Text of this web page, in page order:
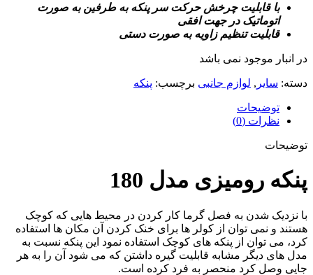
با قابلیت چرخش حرکت سر پنکه به طرفین به صورت
اتوماتیک در جهت افقی
قابلیت تنظیم زاویه به صورت دستی
در انبار موجود نمی باشد
دسته: سایر , لوازم جانبی برچسب: پنکه
توضیحات
نظرات (0)
توضیحات
پنکه رومیزی مدل 180
با نزدیک شدن به فصل گرما کار کردن در محیط هایی که کوچک
هستند و نمی توان از کولر ها برای خنک کردن آن مکان ها استفاده
کرد، می توان از پنکه های کوچک استفاده نمود این پنکه نسبت به
مدل های دیگر مشابه قابلیت گیره داشتن که می شود آن را به هر
جایی وصل کرد منحصر به فرد کرده است.